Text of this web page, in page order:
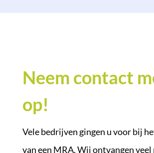
Neem contact
op!
Vele bedrijven gingen u voor bij
van een MRA. Wij ontvangen